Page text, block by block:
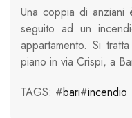
Una coppia di anziani
seguito ad un
appartamento. Si
piano in via Crispi, a
TAGS: #bari#incendio